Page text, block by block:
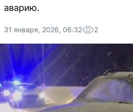
аварию.
31 января, 2026, 06:32 2